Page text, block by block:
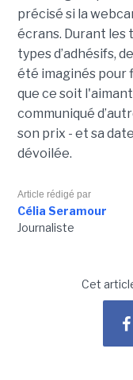
précisé si la
écrans. Durant
types d’adhésifs,
été imaginés pour
que ce soit l'aimant
communiqué
son prix - et sa
dévoilée.
Article rédigé par
Célia Seramour
Journaliste
Cet